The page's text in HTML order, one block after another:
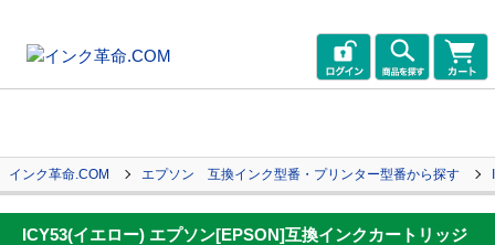
インク革命.COM エプソン 互換インク型番・プリンター型番から探す
ICY53(イエロー) エプソン[EPSON]互換インクカートリッジ